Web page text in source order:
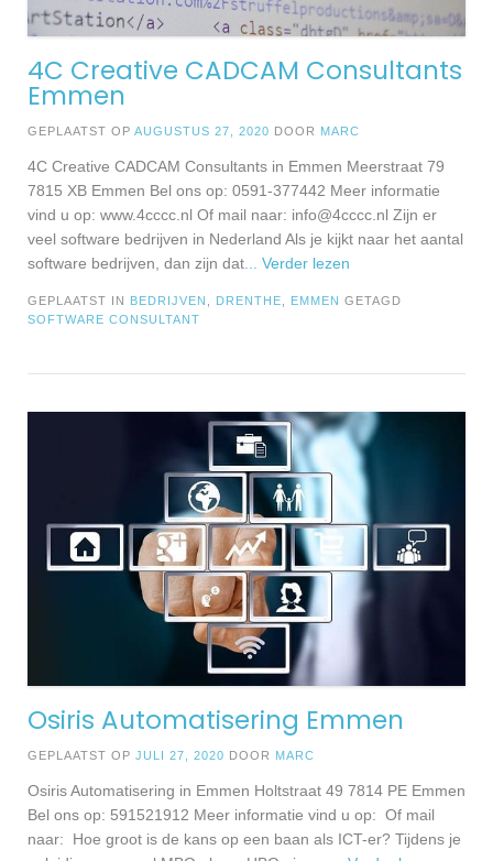
4C Creative CADCAM Consultants
Emmen
GEPLAATST OP AUGUSTUS 27, 2020 DOOR MARC
4C Creative CADCAM Consultants in Emmen Meerstraat 79
7815 XB Emmen Bel ons op: 0591-377442 Meer informatie
vind u op: www.4cccc.nl Of mail naar: info@4cccc.nl Zijn er
veel software bedrijven in Nederland Als je kijkt naar het aantal
software bedrijven, dan zijn dat... Verder lezen
GEPLAATST IN BEDRIJVEN DRENTHE EMMEN GETAGD
SOFTWARE CONSULTANT
Osiris Automatisering Emmen
GEPLAATST OP JULI 27, 2020 DOOR MARC
Osiris Automatisering in Emmen Holtstraat 49 7814 PE Emmen
Bel ons op: 591521912 Meer informatie vind u op: Of mail
naar: Hoe groot is de kans op een baan als ICT-er? Tijdens je